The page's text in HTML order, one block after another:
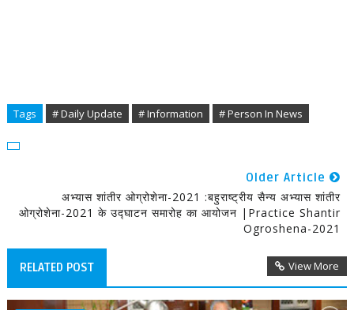
Tags # Daily Update # Information # Person In News
Older Article
अभ्यास शांतीर ओग्रोशेना-2021 :बहुराष्ट्रीय सैन्य अभ्यास शांतीर
ओग्रोशेना-2021 के उद्घाटन समारोह का आयोजन |Practice Shantir
Ogroshena-2021
RELATED POST View More